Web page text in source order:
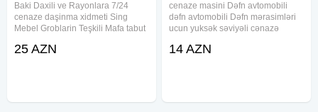
Baki Daxili ve Rayonlara 7/24
cenaze daşinma xidmeti Sing
Mebel Groblarin Teşkili Mafa tabut
səviyəli cənazə aftomobilerin
25 AZN
cenaze masini Dəfn avtomobili
dəfn avtomobili Dəfn mərasimləri
ucun yuksək səviyəli cənazə
uzaq rayonlara aparmaq xidməti
14 AZN